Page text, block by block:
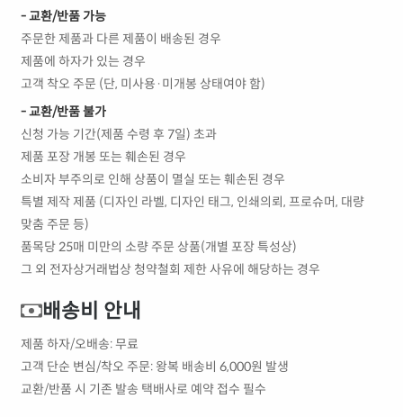
- 교환/반품 가능
주문한 제품과 다른 제품이 배송된 경우
제품에 하자가 있는 경우
고객 착오 주문 (단, 미사용·미개봉 상태여야 함)
- 교환/반품 불가
신청 가능 기간(제품 수령 후 7일) 초과
제품 포장 개봉 또는 훼손된 경우
소비자 부주의로 인해 상품이 멸실 또는 훼손된 경우
특별 제작 제품 (디자인 라벨, 디자인 태그, 인쇄의뢰, 프로슈머, 대량
맞춤 주문 등)
품목당 25매 미만의 소량 주문 상품(개별 포장 특성상)
그 외 전자상거래법상 청약철회 제한 사유에 해당하는 경우
배송비 안내
제품 하자/오배송: 무료
고객 단순 변심/착오 주문: 왕복 배송비 6,000원 발생
교환/반품 시 기존 발송 택배사로 예약 접수 필수